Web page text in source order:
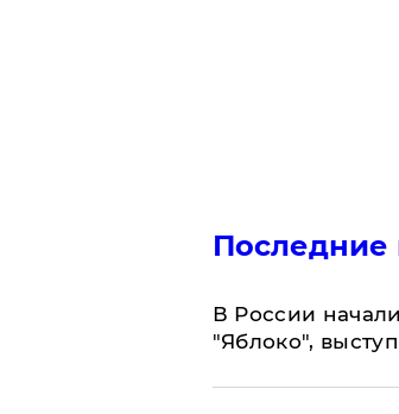
Последние
В России
"Яблоко",